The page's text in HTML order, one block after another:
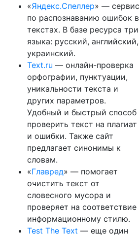
«Яндекс.Спеллер» — сервис
по распознаванию ошибок в
текстах. В базе ресурса три
языка: русский, английский,
украинский.
Text.ru — онлайн-проверка
орфографии, пунктуации,
уникальности текста и
других параметров.
Удобный и быстрый способ
проверить текст на плагиат
и ошибки. Также сайт
предлагает синонимы к
словам.
«Главред» — помогает
очистить текст от
словесного мусора и
проверяет на соответствие
информационному стилю.
Test The Text — еще один